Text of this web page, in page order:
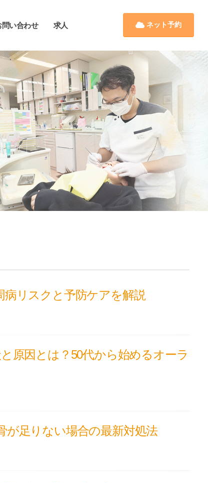
問い合わせ 求人 ネット予約
リスクと予防ケアを解説
原因とは？50代から始めるオーラ
足りない場合の最新対処法